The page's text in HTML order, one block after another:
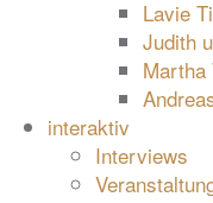
Lavie
Judith
Martha
interaktiv
Interviews